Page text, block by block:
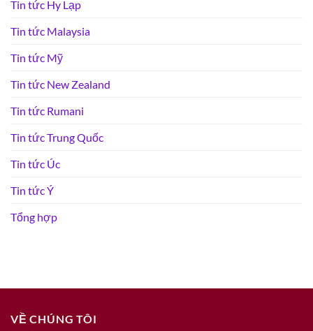
Tin tức Hy Lạp
Tin tức Malaysia
Tin tức Mỹ
Tin tức New Zealand
Tin tức Rumani
Tin tức Trung Quốc
Tin tức Úc
Tin tức Ý
Tổng hợp
VỀ CHÚNG TÔI